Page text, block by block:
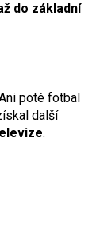
do základní
poté fotbal
další
.